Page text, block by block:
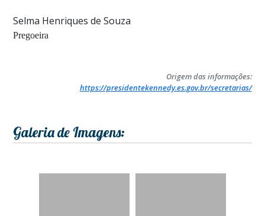
Selma Henriques de Souza
Pregoeira
Origem das informações:
https://presidentekennedy.es.gov.br/secretarias/
Galeria de Imagens: